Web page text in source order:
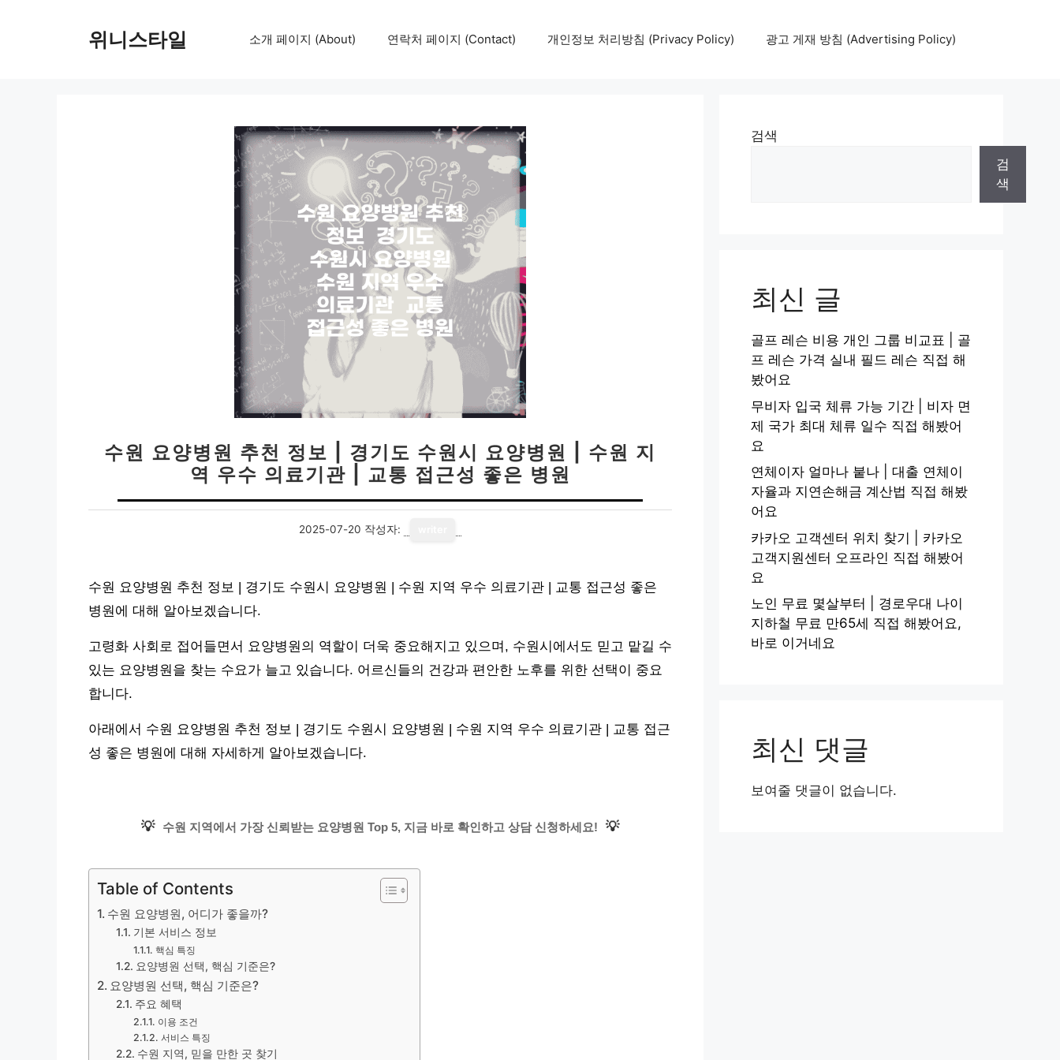
위니스타일 소개 페이지 (About) 연락처 페이지 (Contact) 개인정보 처리방침 (Privacy Policy) 광고 게재 방침 (Advertising Policy)
수원 요양병원 추천 정보 | 경기도 수원시 요양병원 | 수원 지
역 우수 의료기관 | 교통 접근성 좋은 병원
2025-07-20 작성자:
수원 요양병원 추천 정보 | 경기도 수원시 요양병원 | 수원 지역 우수 의료기관 | 교통 접근성 좋은
병원에 대해 알아보겠습니다.
고령화 사회로 접어들면서 요양병원의 역할이 더욱 중요해지고 있으며, 수원시에서도 믿고 맡길 수
있는 요양병원을 찾는 수요가 늘고 있습니다. 어르신들의 건강과 편안한 노후를 위한 선택이 중요
합니다.
아래에서 수원 요양병원 추천 정보 | 경기도 수원시 요양병원 | 수원 지역 우수 의료기관 | 교통 접근
성 좋은 병원에 대해 자세하게 알아보겠습니다.
💡 수원 지역에서 가장 신뢰받는 요양병원 Top 5, 지금 바로 확인하고 상담 신청하세요! 💡
Table of Contents
수원 요양병원, 어디가 좋을까?
기본 서비스 정보
핵심 특징
요양병원 선택, 핵심 기준은?
요양병원 선택, 핵심 기준은?
주요 혜택
이용 조건
서비스 특징
수원 지역, 믿을 만한 곳 찾기
검색
검
색
최신 글
골프 레슨 비용 개인 그룹 비교표 | 골
프 레슨 가격 실내 필드 레슨 직접 해
봤어요
무비자 입국 체류 가능 기간 | 비자 면
제 국가 최대 체류 일수 직접 해봤어
요
연체이자 얼마나 붙나 | 대출 연체이
자율과 지연손해금 계산법 직접 해봤
어요
카카오 고객센터 위치 찾기 | 카카오
고객지원센터 오프라인 직접 해봤어
요
노인 무료 몇살부터 | 경로우대 나이
지하철 무료 만65세 직접 해봤어요,
바로 이거네요
최신 댓글
보여줄 댓글이 없습니다.